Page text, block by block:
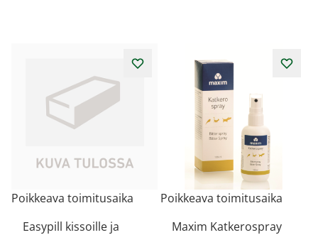
Poikkeava toimitusaika
Easypill kissoille ja
Poikkeava toimitusaika
Maxim Katkerospray